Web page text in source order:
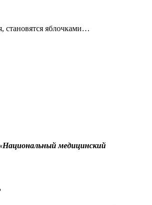
становятся яблочками…
медицинский